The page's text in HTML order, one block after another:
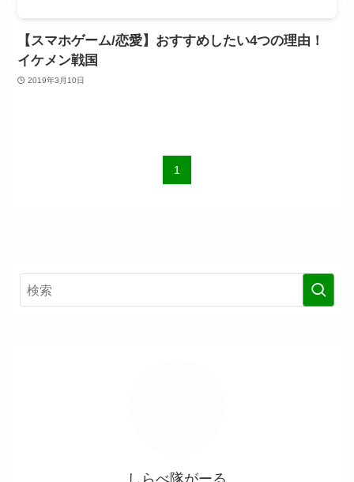
【スマホゲーム/恋愛】おすすめしたい4つの理由！
イケメン戦国
2019年3月10日
1